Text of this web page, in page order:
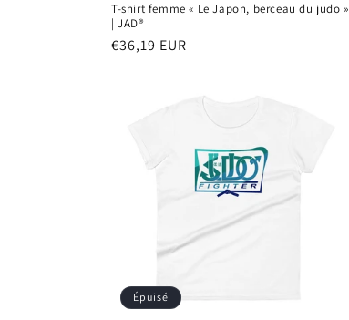
T-shirt femme « Le Japon, berceau du judo »
| JAD®
Prix
€36,19 EUR
Épuisé